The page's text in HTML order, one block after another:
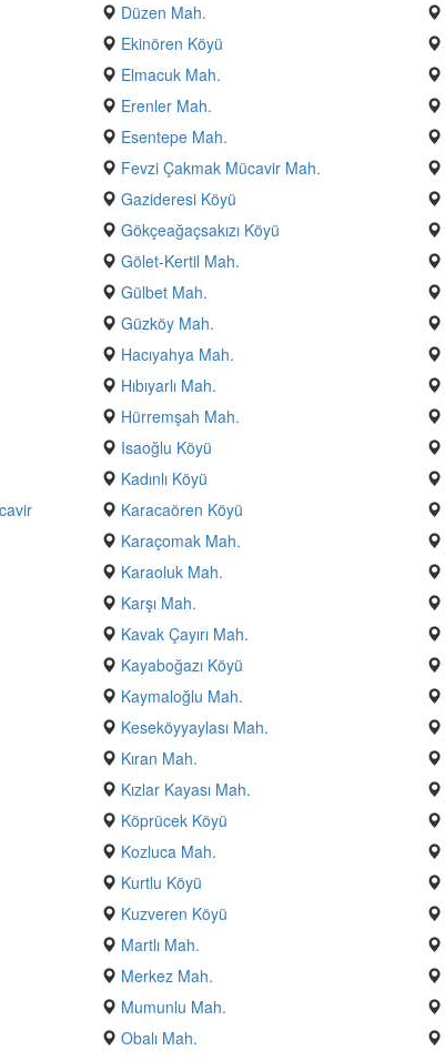
Düzen Mah.
Ekinören Köyü
Elmacuk Mah.
Erenler Mah.
Esentepe Mah.
Fevzi Çakmak Mücavir Mah.
Gazideresi Köyü
Gökçeağaçsakızı Köyü
Gölet-Kertil Mah.
Gülbet Mah.
Güzköy Mah.
Hacıyahya Mah.
Hıbıyarlı Mah.
Hürremşah Mah.
Isaoğlu Köyü
Kadınlı Köyü
Karacaören Köyü
Karaçomak Mah.
Karaoluk Mah.
Karşı Mah.
Kavak Çayırı Mah.
Kayaboğazı Köyü
Kaymaloğlu Mah.
Keseköyyaylası Mah.
Kıran Mah.
Kızlar Kayası Mah.
Köprücek Köyü
Kozluca Mah.
Kurtlu Köyü
Kuzveren Köyü
Martlı Mah.
Merkez Mah.
Mumunlu Mah.
Obalı Mah.